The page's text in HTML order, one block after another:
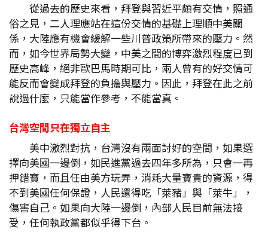
從過去的歷史來看，拜登與習近平頗有交情，照通
俗之見，二人理應站在這份交情的基礎上理順中美關
係，大陸應有機會緩解一些川普政策所帶來的壓力。然
而，如今世界局勢大變，中美之間的博弈激烈程度已到
歷史高峰，絕非歐巴馬時期可比，兩人曾有的好交情可
能反而會變成拜登的負擔與壓力。因此，拜登在此之前
說過什麼，只能當作參考，不能當真。
台灣空間只在獨立自主
美中激烈對抗，台灣沒有兩面討好的空間，如果選
擇向美國一邊倒，如民進黨過去四年多所為，只會一再
押錯寶，而且任由美方玩弄，消耗大量寶貴的資源，得
不到美國任何保證，人民還得吃「萊豬」與「萊牛」，
傷害自己。如果向大陸一邊倒，內部人民目前無法接
受，任何執政黨都似乎得下台。